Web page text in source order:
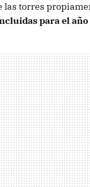
las torres
para el